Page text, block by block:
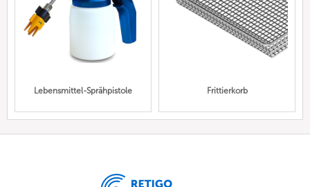
Lebensmittel-Sprähpistole Frittierkorb